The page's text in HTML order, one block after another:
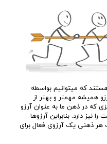
که میتوانیم بواسطه
همیشه مهمتر و بهتر از
که در ذهن ما به عنوان آرزو
نیز دارد. بنابراین آرزوها
هر ذهنی یک آرزوی فعال برای